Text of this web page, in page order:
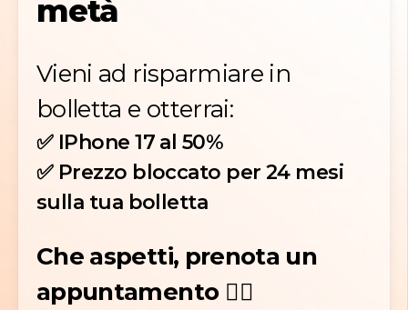
metà
Vieni ad risparmiare in
bolletta e otterrai:
✅ IPhone 17 al 50%
✅ Prezzo bloccato per 24 mesi
sulla tua bolletta
Che aspetti, prenota un
appuntamento 👇🏻